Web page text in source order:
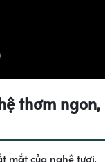
thơm ngon,
mắt của nghệ tươi,